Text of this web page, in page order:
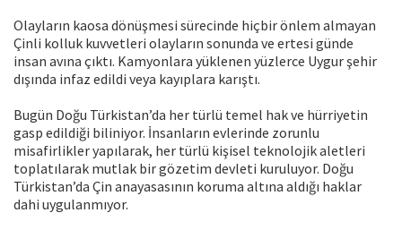
Olayların kaosa dönüşmesi sürecinde hiçbir önlem almayan
Çinli kolluk kuvvetleri olayların sonunda ve ertesi günde
insan avına çıktı. Kamyonlara yüklenen yüzlerce Uygur şehir
dışında infaz edildi veya kayıplara karıştı.
Bugün Doğu Türkistan’da her türlü temel hak ve hürriyetin
gasp edildiği biliniyor. İnsanların evlerinde zorunlu
misafirlikler yapılarak, her türlü kişisel teknolojik aletleri
toplatılarak mutlak bir gözetim devleti kuruluyor. Doğu
Türkistan’da Çin anayasasının koruma altına aldığı haklar
dahi uygulanmıyor.